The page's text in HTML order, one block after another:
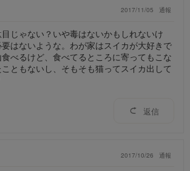
2017/11/05 通報
じゃない？いや毒はないかもしれないけ
はないような。わが家はスイカが大好きで
べるけど、食べてるところに寄ってもこな
ともないし、そもそも猫ってスイカ出して
返信
2017/10/26 通報